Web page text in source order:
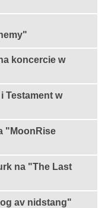
koncercie w
Testament w
"MoonRise
na "The Last
av nidstang"